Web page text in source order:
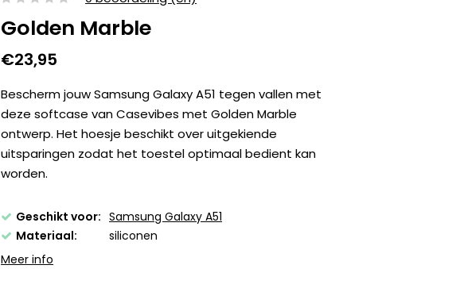
Golden Marble
€23,95
Bescherm jouw Samsung Galaxy A51 tegen vallen met
deze softcase van Casevibes met Golden Marble
ontwerp. Het hoesje beschikt over uitgekiende
uitsparingen zodat het toestel optimaal bedient kan
worden.
Geschikt voor: Samsung Galaxy A51
Materiaal:
siliconen
Meer info